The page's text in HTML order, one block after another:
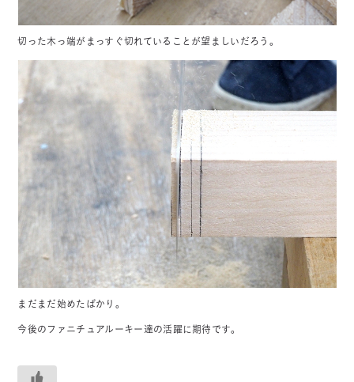
切った木っ端がまっすぐ切れていることが望ましいだろう。
まだまだ始めたばかり。
今後のファニチュアルーキー達の活躍に期待です。